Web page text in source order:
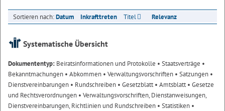
Sortieren nach:Datum Inkrafttreten Titel Relevanz
Systematische Übersicht
Dokumententyp: Beiratsinformationen und Protokolle • Staatsverträge •
Bekanntmachungen • Abkommen • Verwaltungsvorschriften • Satzungen •
Dienstvereinbarungen • Rundschreiben • Gesetzblatt• Amtsblatt• Gesetze
und Rechtsverordnungen • Verwaltungsvorschriften, Dienstanweisungen,
Dienstvereinbarungen, Richtlinien und Rundschreiben • Statistiken •